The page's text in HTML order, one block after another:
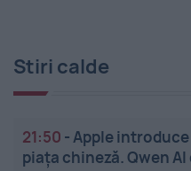
Stiri calde
21:50 -Apple
piața chineză. Qwen